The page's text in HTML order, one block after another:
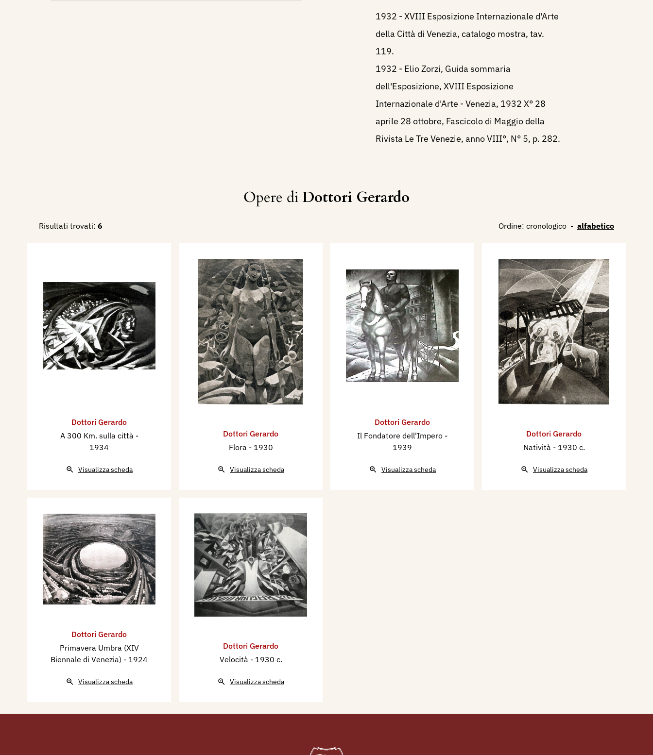
1932 - XVIII Esposizione Internazionale d'Arte
della Città di Venezia, catalogo mostra, tav.
119.
1932 - Elio Zorzi, Guida sommaria
dell'Esposizione, XVIII Esposizione
Internazionale d'Arte - Venezia, 1932 X° 28
aprile 28 ottobre, Fascicolo di Maggio della
Rivista Le Tre Venezie, anno VIII°, N° 5, p. 282.
Opere diDottori Gerardo
Risultati trovati: 6 Ordine: cronologico - alfabetico
Dottori Gerardo
A 300 Km. sulla città -
1934
Visualizza scheda
Dottori Gerardo
Flora - 1930
Visualizza scheda
Dottori Gerardo
Il Fondatore dell'Impero -
1939
Visualizza scheda
Dottori Gerardo
Natività - 1930 c.
Visualizza scheda
Dottori Gerardo
Primavera Umbra (XIV
Biennale di Venezia) - 1924
Visualizza scheda
Dottori Gerardo
Velocità - 1930 c.
Visualizza scheda